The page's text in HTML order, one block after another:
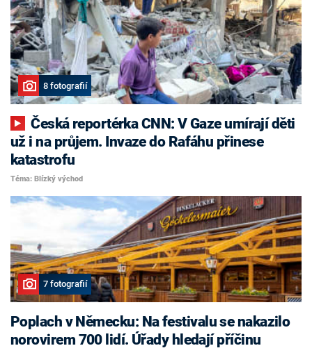
8 fotografií
Česká reportérka CNN: V Gaze umírají děti
už i na průjem. Invaze do Rafáhu přinese
katastrofu
Téma: Blízký východ
7 fotografií
Poplach v Německu: Na festivalu se nakazilo
norovirem 700 lidí. Úřady hledají příčinu